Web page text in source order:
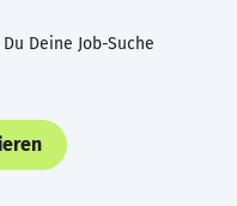
Deine Job-Suche